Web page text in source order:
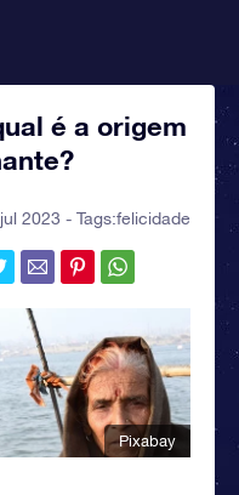
é a origem
2023 - Tags:felicidade
Pixabay